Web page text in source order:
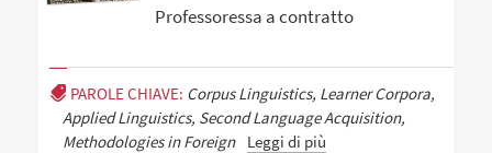
Professoressa a contratto
PAROLE CHIAVE: Corpus Linguistics, Learner Corpora,
Applied Linguistics, Second Language Acquisition,
Methodologies in Foreign
Leggi di più